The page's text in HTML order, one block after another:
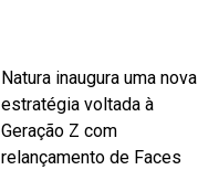
Natura inaugura uma nova
estratégia voltada à
Geração Z com
relançamento de Faces